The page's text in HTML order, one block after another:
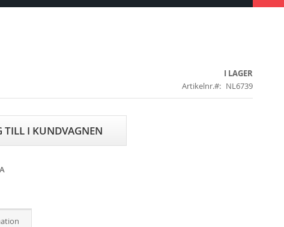
I LAGER
Artikelnr.
NL6739
TILL I KUNDVAGNEN